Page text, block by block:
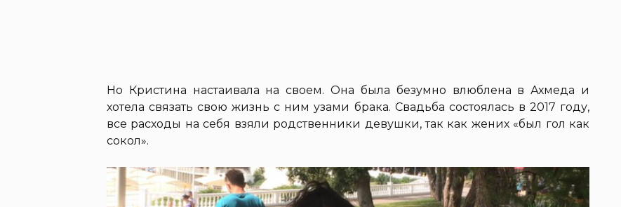
Но Кристина настаивала на своем. Она была безумно влюблена в Ахмеда и
хотела связать свою жизнь с ним узами брака. Свадьба состоялась в 2017 году,
все расходы на себя взяли родственники девушки, так как жених «был гол как
сокол».